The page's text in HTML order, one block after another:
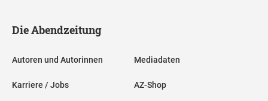
Die Abendzeitung
Autoren und Autorinnen
Karriere / Jobs
Mediadaten
AZ-Shop